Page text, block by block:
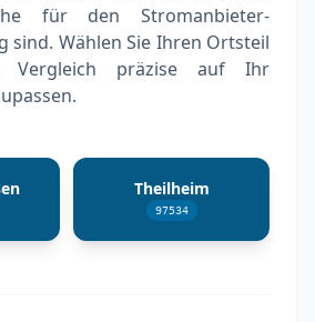
für den Stromanbieter-
sind. Wählen Sie Ihren Ortsteil
präzise auf Ihr
Theilheim
97534